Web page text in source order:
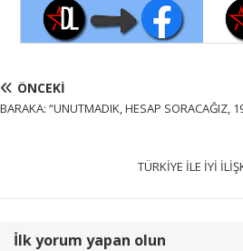
ÖNCEKI
BARAKA: “UNUTMADIK, HESAP SORACAĞIZ,
TÜRKİYE İLE İYİ
İlk yorum yapan olun